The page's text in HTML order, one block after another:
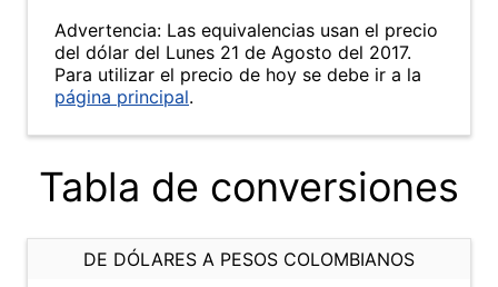
Advertencia: Las equivalencias usan el precio
del dólar del Lunes 21 de Agosto del 2017.
Para utilizar el precio de hoy se debe ir a la
página principal.
Tabla de conversiones
DE DÓLARES A PESOS COLOMBIANOS